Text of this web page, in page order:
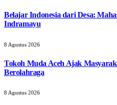
Belajar Indonesia dari Desa:
Indramayu
8 Agustus 2026
Tokoh Muda Aceh Ajak
Berolahraga
8 Agustus 2026